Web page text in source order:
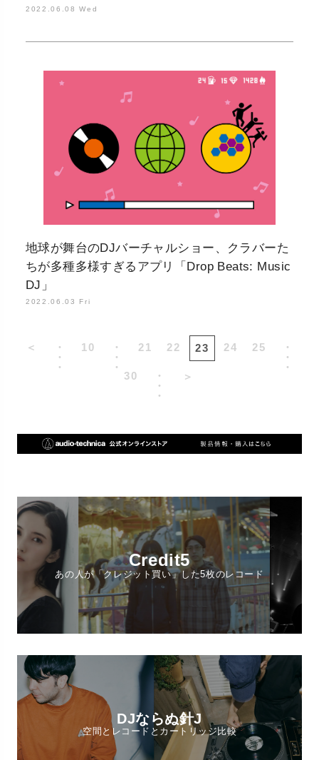
2022.06.08 Wed
地球が舞台のDJバーチャルショー、クラバーた
ちが多種多様すぎるアプリ「Drop Beats: Music
DJ」
2022.06.03 Fri
＜
・
・
・
10
・
・
・
21 22 23 24 25
・
・
・
30
・
・
・
＞
Credit5
あの人が「クレジット買い」した5枚のレコード
DJならぬ針J
空間とレコードとカートリッジ比較